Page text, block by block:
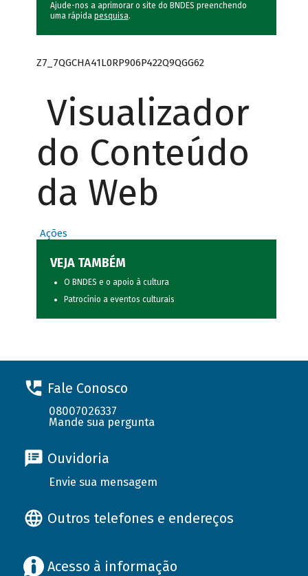
Ajude-nos a aprimorar o site do BNDES preenchendo
uma rápida pesquisa.
Z7_7QGCHA41L0RP906P422Q9QGG62
Visualizador
do Conteúdo
da Web
Ações
VEJA TAMBÉM
O BNDES e o apoio à cultura
Patrocínio a eventos culturais
Fale Conosco
08007026337
Mande sua pergunta
Ouvidoria
Envie sua mensagem
Outros telefones e endereços
Acesso à informação